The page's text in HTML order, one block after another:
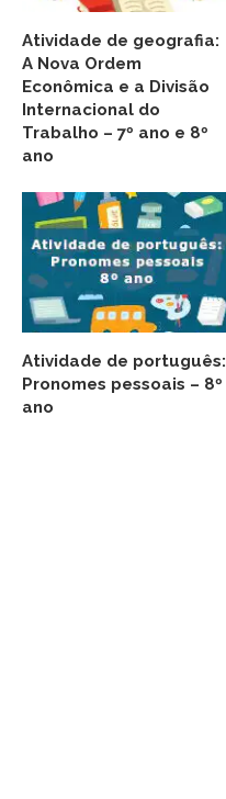
Atividade de geografia:
A Nova Ordem
Econômica e a Divisão
Internacional do
Trabalho – 7º ano e 8º
ano
Atividade de português:
Pronomes pessoais – 8º
ano